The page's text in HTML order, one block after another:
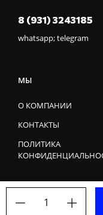
1
8 (931) 3243185
whatsapp; telegram
МЫ
О КОМПАНИИ
КОНТАКТЫ
ПОЛИТИКА